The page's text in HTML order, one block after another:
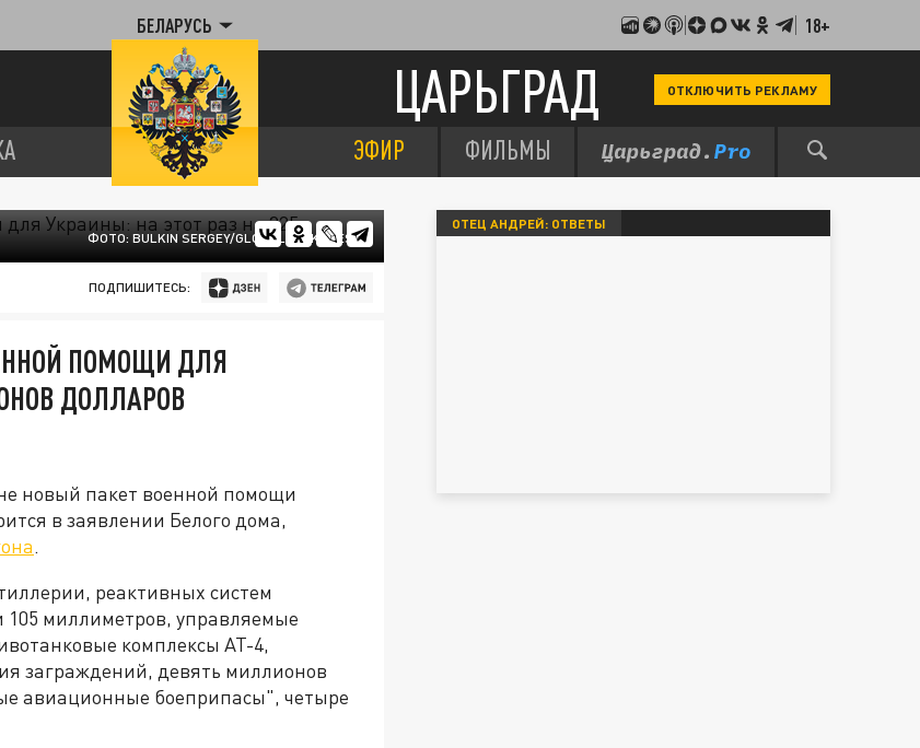
БЕЛАРУСЬ 18+
ЦАРЬГРАД ОТКЛЮЧИТЬ РЕКЛАМУ
ЭФИР ФИЛЬМЫ
ФОТО: BULKIN SERGEY/GLOBALLOOKPRESS
ПОДПИШИТЕСЬ:
ПОМОЩИ ДЛЯ
ДОЛЛАРОВ
новый пакет военной помощи
в заявлении Белого дома,
.
реактивных систем
105 миллиметров, управляемые
комплексы AT-4,
заграждений, девять миллионов
авиационные боеприпасы", четыре
ОТЕЦ АНДРЕЙ: ОТВЕТЫ